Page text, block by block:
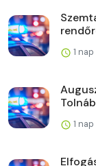
1
1